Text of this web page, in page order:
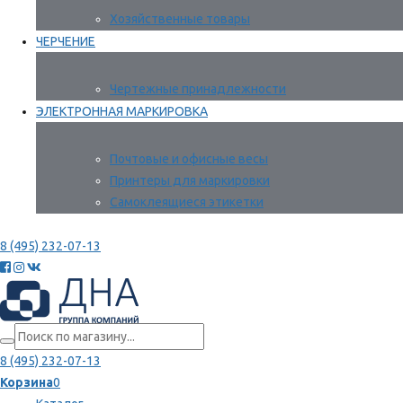
Хозяйственные товары
ЧЕРЧЕНИЕ
Чертежные принадлежности
ЭЛЕКТРОННАЯ МАРКИРОВКА
Почтовые и офисные весы
Принтеры для маркировки
Самоклеящиеся этикетки
8 (495) 232-07-13
8 (495) 232-07-13
Корзина0